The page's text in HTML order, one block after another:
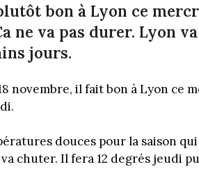
bon à Lyon ce
ne va pas durer. Lyon
jours.
novembre, il fait bon à Lyon ce
douces pour la saison
chuter. Il fera 12 degrés jeudi